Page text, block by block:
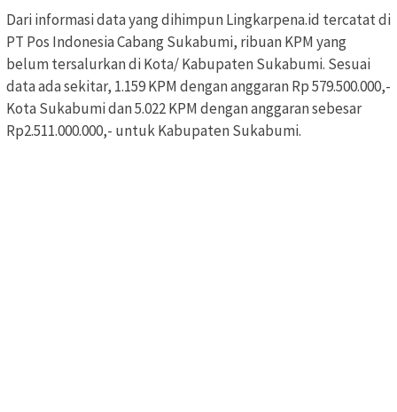
Dari informasi data yang dihimpun Lingkarpena.id tercatat di
PT Pos Indonesia Cabang Sukabumi, ribuan KPM yang
belum tersalurkan di Kota/ Kabupaten Sukabumi. Sesuai
data ada sekitar, 1.159 KPM dengan anggaran Rp 579.500.000,-
Kota Sukabumi dan 5.022 KPM dengan anggaran sebesar
Rp2.511.000.000,- untuk Kabupaten Sukabumi.